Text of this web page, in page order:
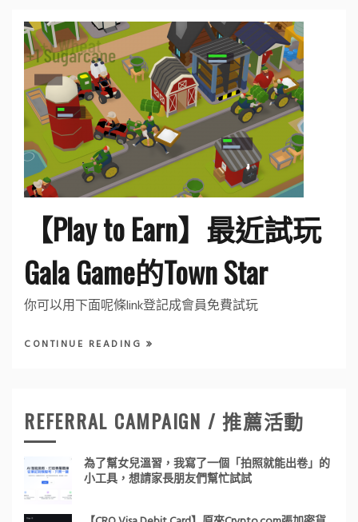
【Play to Earn】最近試玩
Gala Game的Town Star
你可以用下面呢條link登記成會員免費試玩
CONTINUE READING
REFERRAL CAMPAIGN / 推薦活動
為了幫女兒溫習，我寫了一個「拍照就能出卷」的
小工具，想請家長朋友們幫忙試試